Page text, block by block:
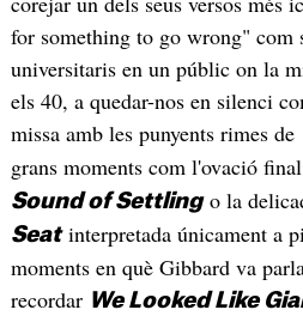
for something to go wrong" com
universitaris en un públic on la
els 40, a quedar-nos en silenci
missa amb les punyents rimes de
grans moments com l'ovació
Sound of Settlingo la
Seatinterpretada únicament a
moments en què Gibbard va
recordar
We Looked Like